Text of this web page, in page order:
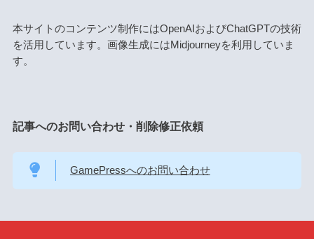
本サイトのコンテンツ制作にはOpenAIおよびChatGPTの技術
を活用しています。画像生成にはMidjourneyを利用していま
す。
記事へのお問い合わせ・削除修正依頼
GamePressへのお問い合わせ